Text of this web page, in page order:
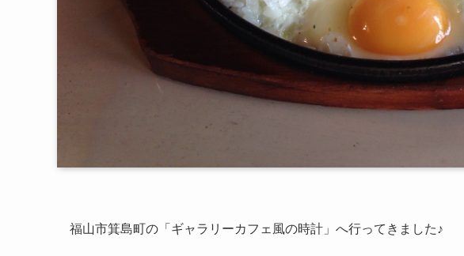
福山市箕島町の「ギャラリーカフェ風の時計」へ行ってきました♪